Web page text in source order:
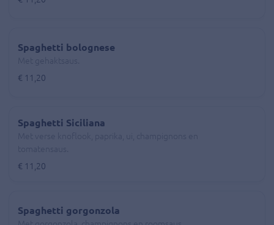
Spaghetti bolognese
€ 11,20
Spaghetti Siciliana
€ 11,20
Spaghetti gorgonzola